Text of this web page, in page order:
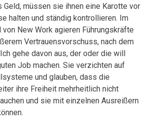
Geld, müssen sie ihnen eine Karotte vor
halten und ständig kontrollieren. Im
von New Work agieren Führungskräfte
Vertrauensvorschuss, nach dem
gehe davon aus, der oder die will
Job machen. Sie verzichten auf
und glauben, dass die
ihre Freiheit mehrheitlich nicht
und sie mit einzelnen Ausreißern